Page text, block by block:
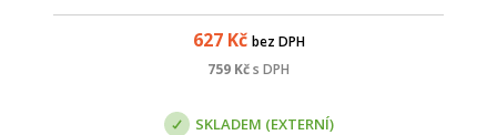
627Kč bez DPH
759 Kčs DPH
SKLADEM (EXTERNÍ)